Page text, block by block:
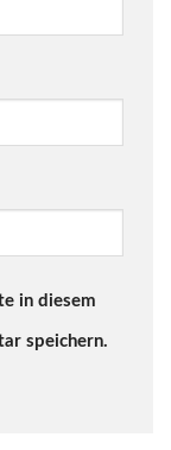
in diesem
speichern.